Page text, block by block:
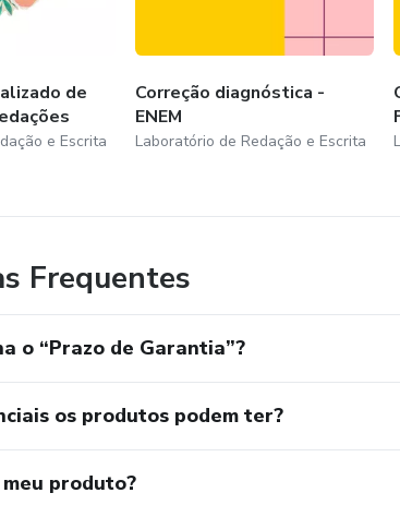
e Redação (Língua materna e segunda
nos grandes vestibulares: Enem, Fuvest, Unicamp.
de
e Escrita
Correção diagnóstica -
ENEM
Laboratório de Redação e Escrita
Frequentes
o “Prazo de Garantia”?
os produtos podem ter?
meu produto?